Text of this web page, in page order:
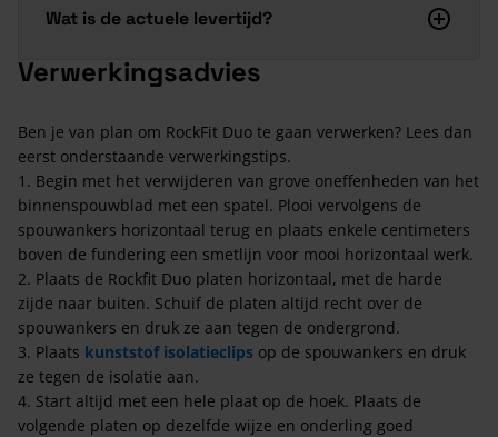
Wat is de actuele levertijd?
Verwerkingsadvies
Ben je van plan om RockFit Duo te gaan verwerken? Lees dan
eerst onderstaande verwerkingstips.
1. Begin met het verwijderen van grove oneffenheden van het
binnenspouwblad met een spatel. Plooi vervolgens de
spouwankers horizontaal terug en plaats enkele centimeters
boven de fundering een smetlijn voor mooi horizontaal werk.
2. Plaats de Rockfit Duo platen horizontaal, met de harde
zijde naar buiten. Schuif de platen altijd recht over de
spouwankers en druk ze aan tegen de ondergrond.
3. Plaats kunststof isolatieclips op de spouwankers en druk
ze tegen de isolatie aan.
4. Start altijd met een hele plaat op de hoek. Plaats de
volgende platen op dezelfde wijze en onderling goed